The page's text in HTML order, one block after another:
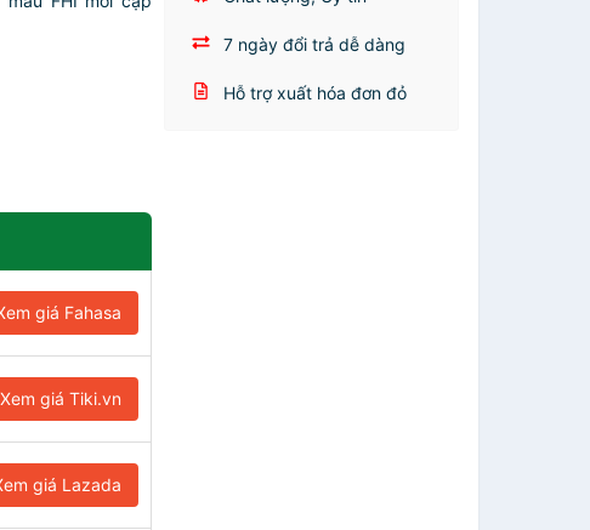
giá Fahasa
Xem giá Tiki.vn
giá Lazada
7 ngày đổi trả dễ dàng
Hỗ trợ xuất hóa đơn đỏ